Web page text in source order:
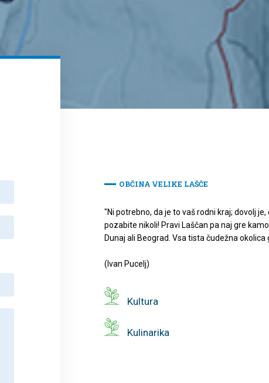
OBČINA VELIKE LAŠČE
"Ni potrebno, da je to vaš rodni kraj; dovolj
pozabite nikoli! Pravi Laščan pa naj gre
Dunaj ali Beograd. Vsa tista čudežna okolica
(Ivan Pucelj)
Kultura
Kulinarika